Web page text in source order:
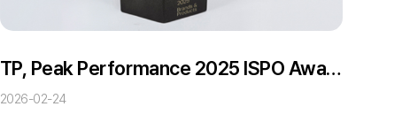
TP, Peak Performance 2025 ISPO Award 수상(R&D Helium Loop Anorak)
2026-02-24